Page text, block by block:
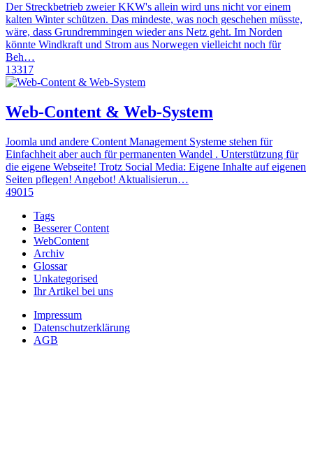
Der Streckbetrieb zweier KKW's allein wird uns nicht vor einem
kalten Winter schützen. Das mindeste, was noch geschehen müsste,
wäre, dass Grundremmingen wieder ans Netz geht. Im Norden
könnte Windkraft und Strom aus Norwegen vielleicht noch für
Beh…
13317
Web-Content & Web-System
Joomla und andere Content Management Systeme stehen für
Einfachheit aber auch für permanenten Wandel . Unterstützung für
die eigene Webseite! Trotz Social Media: Eigene Inhalte auf eigenen
Seiten pflegen! Angebot! Aktualisierun…
49015
Tags
Besserer Content
WebContent
Archiv
Glossar
Unkategorised
Ihr Artikel bei uns
Impressum
Datenschutzerklärung
AGB